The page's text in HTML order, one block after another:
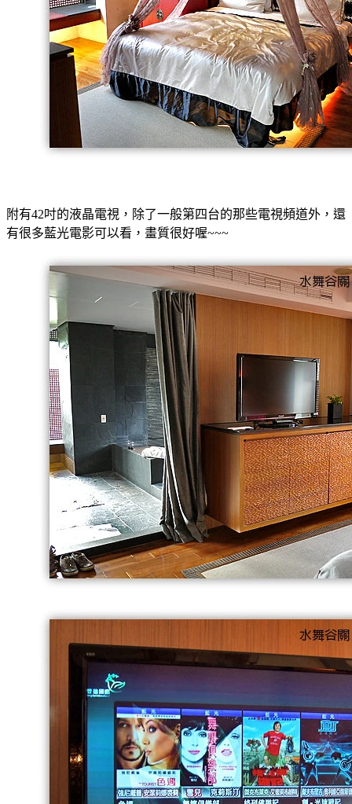
附有42吋的液晶電視，除了一般第四台的那些電視頻道外，還
有很多藍光電影可以看，畫質很好喔~~~